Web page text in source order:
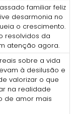
familiar feliz
desarmonia no
o crescimento.
resolvidos da
atenção agora.
sobre a vida
à desilusão e
valorizar o que
na realidade
de amor mais